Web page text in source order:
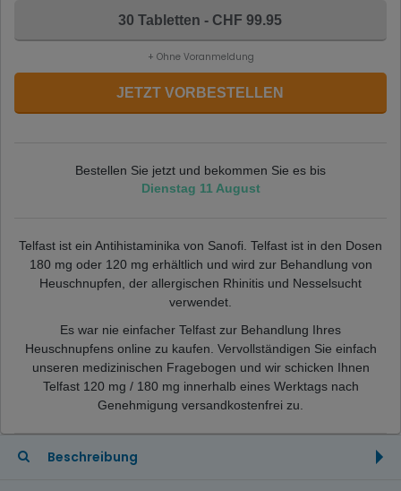
30 Tabletten - CHF 99.95
+ Ohne Voranmeldung
JETZT VORBESTELLEN
Bestellen Sie jetzt und bekommen Sie es bis
Dienstag 11 August
Telfast ist ein Antihistaminika von Sanofi. Telfast ist in den Dosen
180 mg oder 120 mg erhältlich und wird zur Behandlung von
Heuschnupfen, der allergischen Rhinitis und Nesselsucht
verwendet.
Es war nie einfacher Telfast zur Behandlung Ihres
Heuschnupfens online zu kaufen. Vervollständigen Sie einfach
unseren medizinischen Fragebogen und wir schicken Ihnen
Telfast 120 mg / 180 mg innerhalb eines Werktags nach
Genehmigung versandkostenfrei zu.
Beschreibung